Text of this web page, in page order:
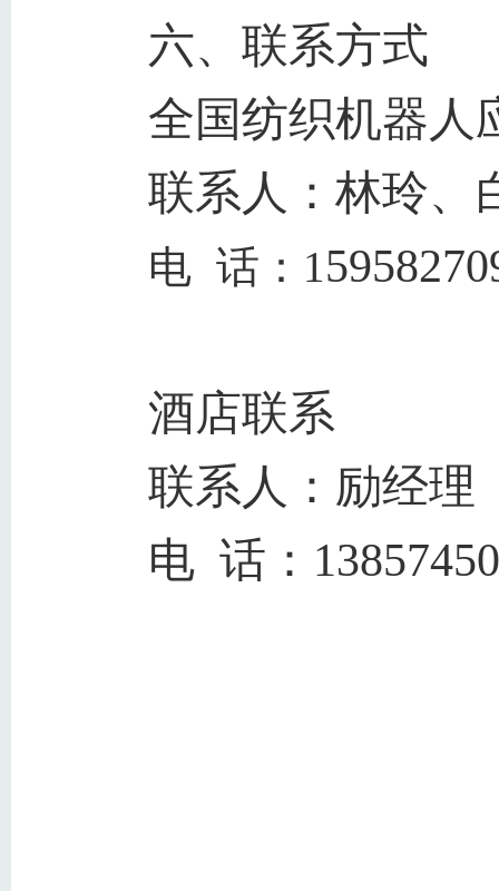
六、联系方式
全国纺织机器人
联系人：林玲、
电 话：1
酒店联系
联系人：励经理
电 话：